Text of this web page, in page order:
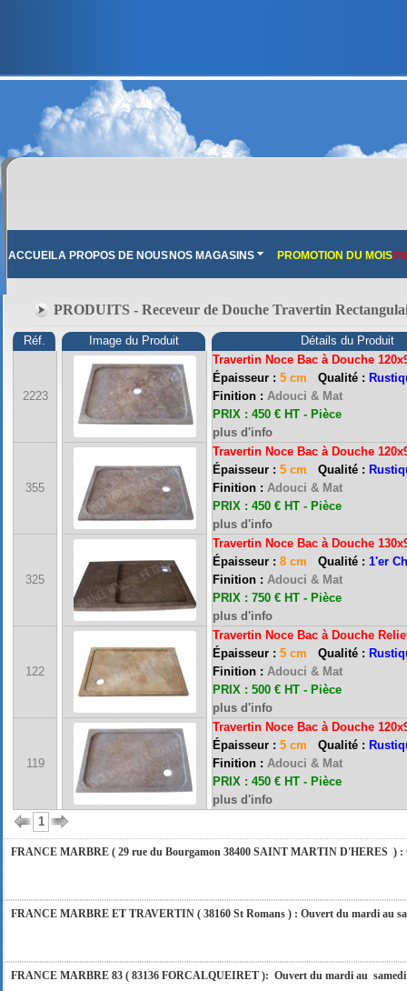
ACCUEILA PROPOS DE NOUS NOS MAGASINS PROMOTION DU MOIS
PRODUITS - Receveur de Douche Travertin
Réf. Image du Produit Détails du Produit
2223
Travertin Noce Bac à Douche
Épaisseur : 5 cm Qualité :
Finition : Adouci & Mat
PRIX : 450 € HT - Pièce
plus d'info
355
Travertin Noce Bac à Douche
Épaisseur : 5 cm Qualité :
Finition : Adouci & Mat
PRIX : 450 € HT - Pièce
plus d'info
325
Travertin Noce Bac à Douche
Épaisseur : 8 cm Qualité : 1'er
Finition : Adouci & Mat
PRIX : 750 € HT - Pièce
plus d'info
122
Travertin Noce Bac à Douche
Épaisseur : 5 cm Qualité :
Finition : Adouci & Mat
PRIX : 500 € HT - Pièce
plus d'info
119
Travertin Noce Bac à Douche
Épaisseur : 5 cm Qualité :
Finition : Adouci & Mat
PRIX : 450 € HT - Pièce
plus d'info
1
FRANCE MARBRE 13 ( 13680 LANCON PROVENCE ): Ouvert du mardi au
FRANCE MARBRE 84 ( 84600 VALREAS ): Ouvert du mardi au samedi inclus de
FERMETURE POUR CONGES ANNUELS : Nous serons fermés du 10 au 31
vous répondrons dans les meilleurs délais. Nous aurons le plaisir de vous
FRANCE MARBRE ( 29 rue du Bourgamon 38400 SAINT MARTIN D'HERES ) :
FRANCE MARBRE ET TRAVERTIN ( 38160 St Romans ) : Ouvert du mardi au
FRANCE MARBRE 83 ( 83136 FORCALQUEIRET ): Ouvert du mardi au samedi